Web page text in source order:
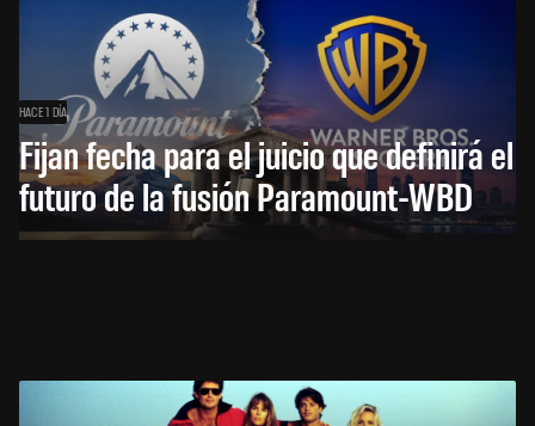
HACE 1 DÍA
Fijan fecha para el juicio que definirá el
futuro de la fusión Paramount-WBD